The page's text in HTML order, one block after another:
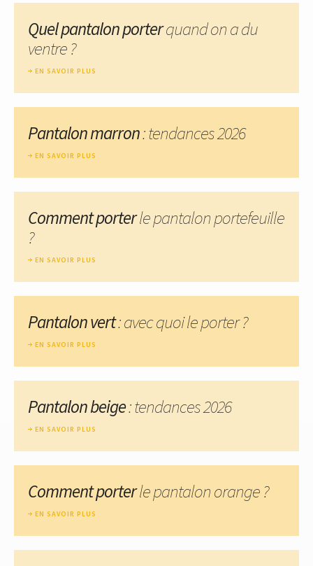
Quel pantalon porterquand on a du
ventre ?
EN SAVOIR PLUS
Pantalon marron: tendances 2026
EN SAVOIR PLUS
Comment porterle pantalon portefeuille
?
EN SAVOIR PLUS
Pantalon vert: avec quoi le porter ?
EN SAVOIR PLUS
Pantalon beige: tendances 2026
EN SAVOIR PLUS
Comment porterle pantalon orange ?
EN SAVOIR PLUS